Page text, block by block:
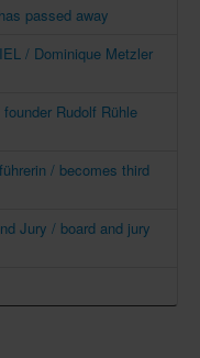
passed away
/ Dominique Metzler
Rudolf Rühle
/ becomes third
Jury / board and jury